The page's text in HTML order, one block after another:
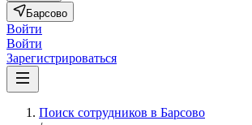
Барсово
Войти
Войти
Зарегистрироваться
Поиск сотрудников в Барсово